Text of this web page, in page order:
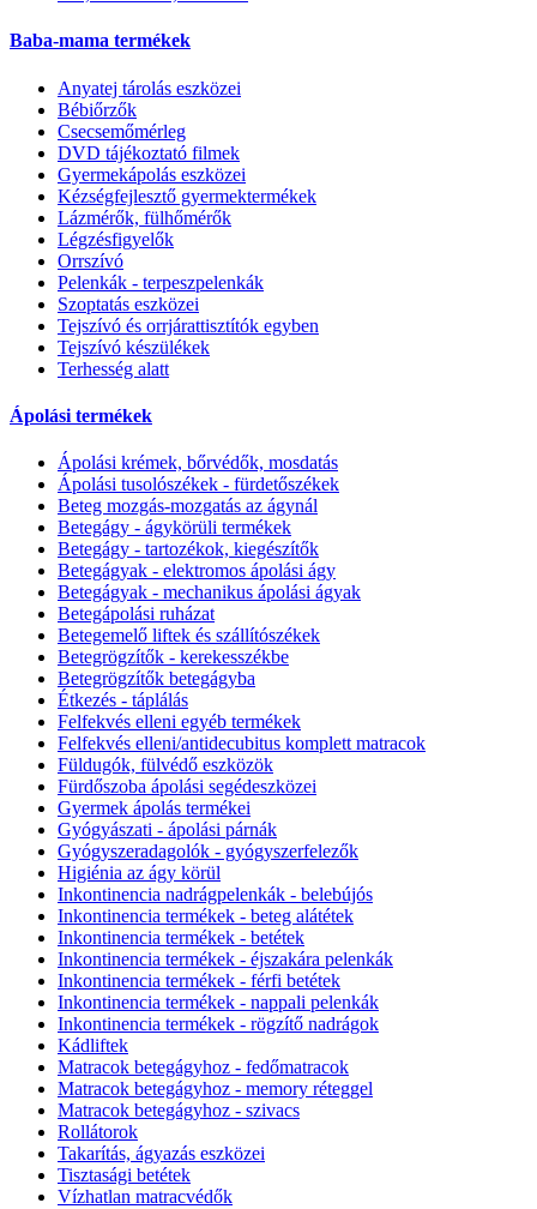
Baba-mama termékek
Anyatej tárolás eszközei
Bébiőrzők
Csecsemőmérleg
DVD tájékoztató filmek
Gyermekápolás eszközei
Kézségfejlesztő gyermektermékek
Lázmérők, fülhőmérők
Légzésfigyelők
Orrszívó
Pelenkák - terpeszpelenkák
Szoptatás eszközei
Tejszívó és orrjárattisztítók egyben
Tejszívó készülékek
Terhesség alatt
Ápolási termékek
Ápolási krémek, bőrvédők, mosdatás
Ápolási tusolószékek - fürdetőszékek
Beteg mozgás-mozgatás az ágynál
Betegágy - ágykörüli termékek
Betegágy - tartozékok, kiegészítők
Betegágyak - elektromos ápolási ágy
Betegágyak - mechanikus ápolási ágyak
Betegápolási ruházat
Betegemelő liftek és szállítószékek
Betegrögzítők - kerekesszékbe
Betegrögzítők betegágyba
Étkezés - táplálás
Felfekvés elleni egyéb termékek
Felfekvés elleni/antidecubitus komplett matracok
Füldugók, fülvédő eszközök
Fürdőszoba ápolási segédeszközei
Gyermek ápolás termékei
Gyógyászati - ápolási párnák
Gyógyszeradagolók - gyógyszerfelezők
Higiénia az ágy körül
Inkontinencia nadrágpelenkák - belebújós
Inkontinencia termékek - beteg alátétek
Inkontinencia termékek - betétek
Inkontinencia termékek - éjszakára pelenkák
Inkontinencia termékek - férfi betétek
Inkontinencia termékek - nappali pelenkák
Inkontinencia termékek - rögzítő nadrágok
Kádliftek
Matracok betegágyhoz - fedőmatracok
Matracok betegágyhoz - memory réteggel
Matracok betegágyhoz - szivacs
Rollátorok
Takarítás, ágyazás eszközei
Tisztasági betétek
Vízhatlan matracvédők